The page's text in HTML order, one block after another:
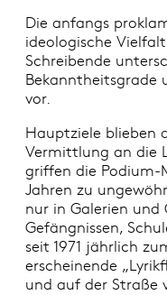
Die anfangs
ideologische
Schreibende
Bekanntheitsgrade
vor.
Hauptziele blieben
Vermittlung an die
griffen die Podium-
Jahren zu
nur in Galerien und
Gefängnissen,
seit 1971 jährlich
erscheinende
und auf der Straße